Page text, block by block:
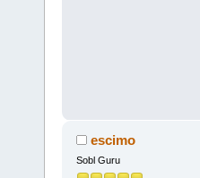
escimo
Sobl Guru